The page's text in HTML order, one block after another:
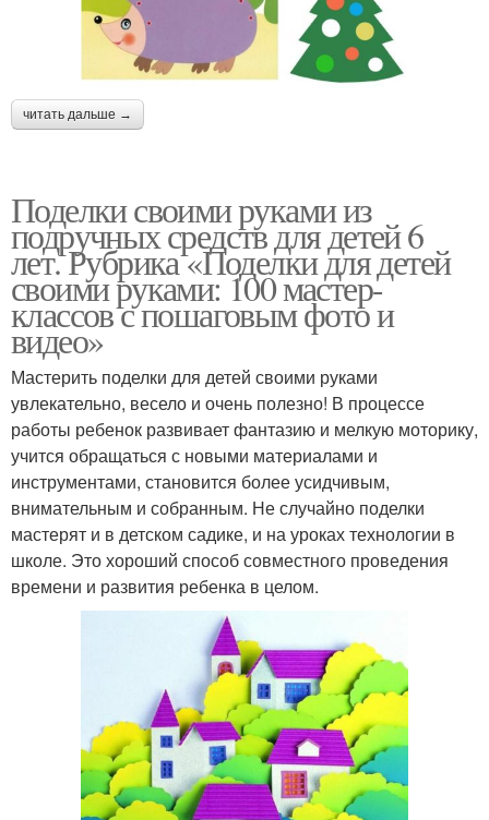
читать дальше →
Поделки своими руками из
подручных средств для детей 6
лет. Рубрика «Поделки для детей
своими руками: 100 мастер-
классов с пошаговым фото и
видео»
Мастерить поделки для детей своими руками
увлекательно, весело и очень полезно! В процессе
работы ребенок развивает фантазию и мелкую моторику,
учится обращаться с новыми материалами и
инструментами, становится более усидчивым,
внимательным и собранным. Не случайно поделки
мастерят и в детском садике, и на уроках технологии в
школе. Это хороший способ совместного проведения
времени и развития ребенка в целом.